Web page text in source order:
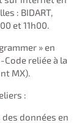
: BIDART,
et 11h00.
» en
reliée à la
MX).
:
données en